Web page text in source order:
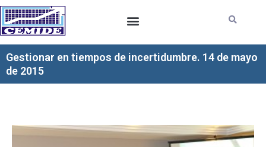
Ir
al
contenido
Gestionar en tiempos de incertidumbre. 14 de mayo
de 2015